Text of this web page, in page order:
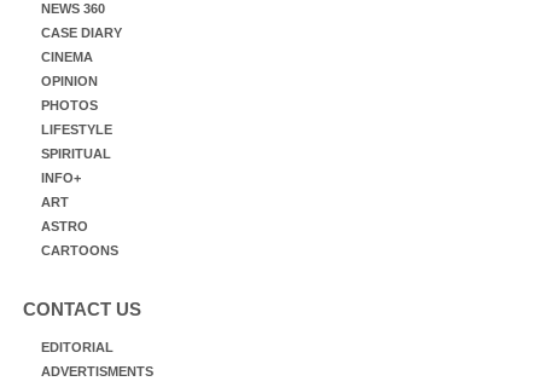
NEWS 360
CASE DIARY
CINEMA
OPINION
PHOTOS
LIFESTYLE
SPIRITUAL
INFO+
ART
ASTRO
CARTOONS
CONTACT US
EDITORIAL
ADVERTISMENTS